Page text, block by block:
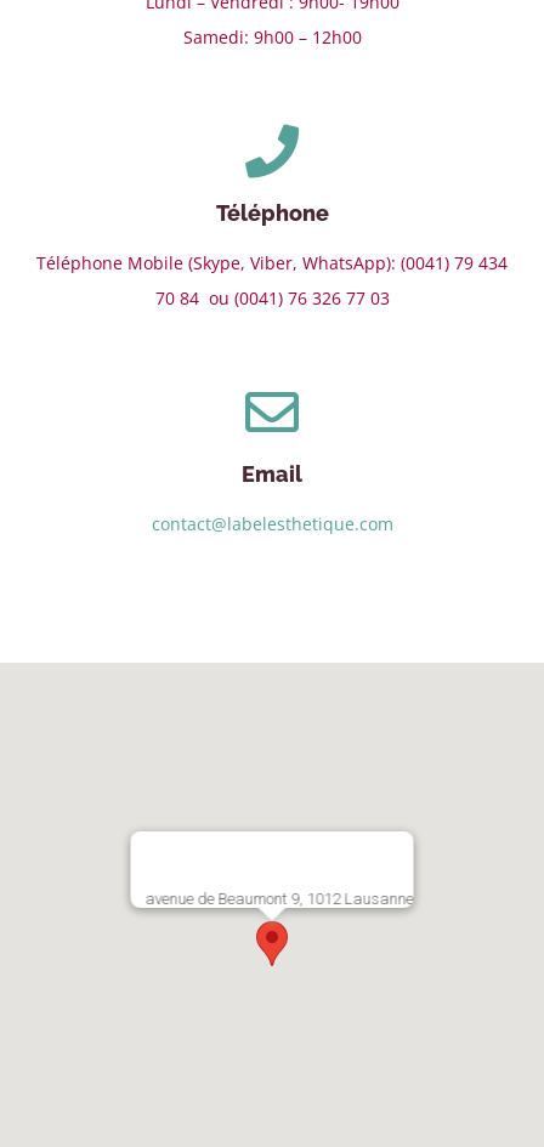
Samedi: 9h00 – 12h00
Téléphone
Téléphone Mobile (Skype, Viber, WhatsApp): (0041) 79 434
70 84 ou (0041) 76 326 77 03
Email
contact@labelesthetique.com
avenue de Beaumont 9, 1012 Lausanne